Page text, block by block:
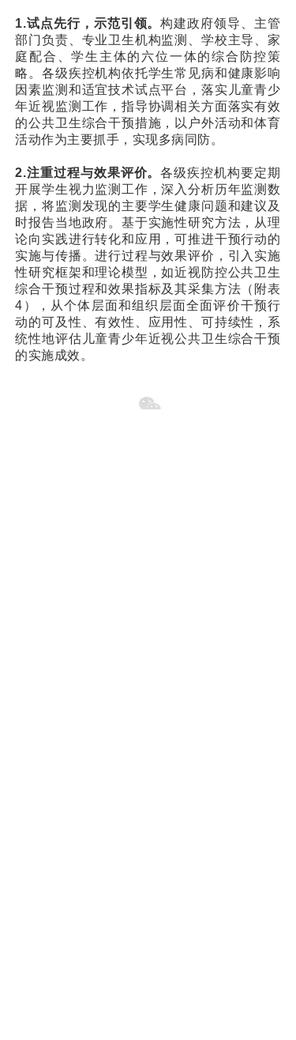
1.试点先行，示范引领。构建政府领导、主管
部门负责、专业卫生机构监测、学校主导、家
庭配合、学生主体的六位一体的综合防控策
略。各级疾控机构依托学生常见病和健康影响
因素监测和适宜技术试点平台，落实儿童青少
年近视监测工作，指导协调相关方面落实有效
的公共卫生综合干预措施，以户外活动和体育
活动作为主要抓手，实现多病同防。
2.注重过程与效果评价。各级疾控机构要定期
开展学生视力监测工作，深入分析历年监测数
据，将监测发现的主要学生健康问题和建议及
时报告当地政府。基于实施性研究方法，从理
论向实践进行转化和应用，可推进干预行动的
实施与传播。进行过程与效果评价，引入实施
性研究框架和理论模型，如近视防控公共卫生
综合干预过程和效果指标及其采集方法（附表
4），从个体层面和组织层面全面评价干预行
动的可及性、有效性、应用性、可持续性，系
统性地评估儿童青少年近视公共卫生综合干预
的实施成效。